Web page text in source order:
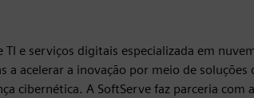
e serviços digitais especializada em
a acelerar a inovação por meio de soluções
cibernética. A SoftServe faz parceria com